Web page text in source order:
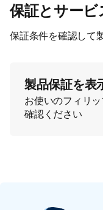
保証とサービ
保証条件を確認して
製品保証を表
お使いのフィリ
確認ください